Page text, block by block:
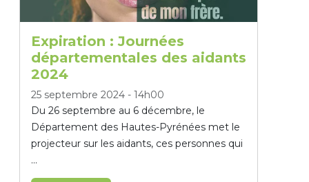
Expiration : Journées
départementales des aidants
2024
25 septembre 2024 - 14h00
Du 26 septembre au 6 décembre, le
Département des Hautes-Pyrénées met le
projecteur sur les aidants, ces personnes qui
...